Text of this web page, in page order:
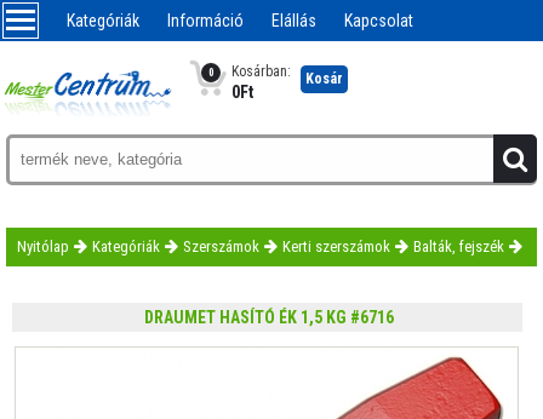
Kategóriák Információ Elállás Kapcsolat
0 Kosárban:
0Ft
Kosár
Nyitólap Kategóriák Szerszámok Kerti szerszámok Balták, fejszék
DRAUMET HASÍTÓ ÉK 1,5 KG #6716